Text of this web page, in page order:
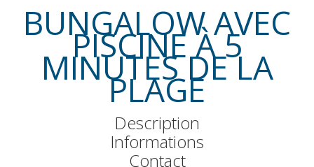
BUNGALOW AVEC
PISCINE À 5
MINUTES DE LA
PLAGE
Description
Informations
Contact